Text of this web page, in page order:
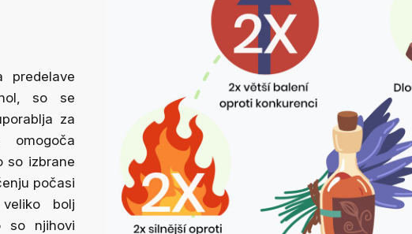
predelave
so se
za
omogoča
so izbrane
počasi
bolj
so njihovi